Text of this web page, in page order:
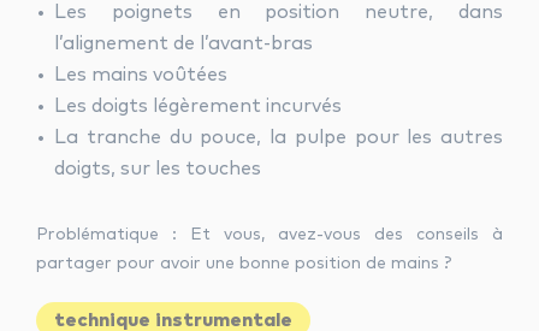
Les poignets en position neutre, dans
l’alignement de l’avant-bras
Les mains voûtées
Les doigts légèrement incurvés
La tranche du pouce, la pulpe pour les autres
doigts, sur les touches
Problématique : Et vous, avez-vous des conseils à
partager pour avoir une bonne position de mains ?
technique instrumentale